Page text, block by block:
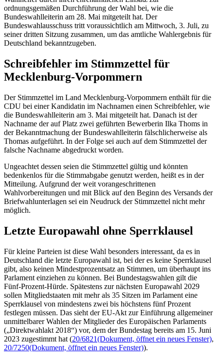
ordnungsgemäßen Durchführung der Wahl bei, wie die
Bundeswahlleiterin am 28. Mai mitgeteilt hat. Der
Bundeswahlausschuss tritt voraussichtlich am Mittwoch, 3. Juli, zu
seiner dritten Sitzung zusammen, um das amtliche Wahlergebnis für
Deutschland bekanntzugeben.
Schreibfehler im Stimmzettel für
Mecklenburg-Vorpommern
Der Stimmzettel im Land Mecklenburg-Vorpommern enthält für die
CDU bei einer Kandidatin im Nachnamen einen Schreibfehler, wie
die Bundeswahlleiterin am 3. Mai mitgeteilt hat. Danach ist der
Nachname der auf Platz zwei geführten Bewerberin Ilka Thoms in
der Bekanntmachung der Bundeswahlleiterin fälschlicherweise als
Thomas aufgeführt. In der Folge sei auch auf dem Stimmzettel der
falsche Nachname abgedruckt worden.
Ungeachtet dessen seien die Stimmzettel gültig und könnten
bedenkenlos für die Stimmabgabe genutzt werden, heißt es in der
Mitteilung. Aufgrund der weit vorangeschrittenen
Wahlvorbereitungen und mit Blick auf den Beginn des Versands der
Briefwahlunterlagen sei ein Neudruck der Stimmzettel nicht mehr
möglich.
Letzte Europawahl ohne Sperrklausel
Für kleine Parteien ist diese Wahl besonders interessant, da es in
Deutschland die letzte Europawahl ist, bei der es keine Sperrklausel
gibt, also keinen Mindestprozentsatz an Stimmen, um überhaupt ins
Parlament einziehen zu können. Bei Bundestagswahlen gilt die
Fünf-Prozent-Hürde. Spätestens zur nächsten Europawahl 2029
sollen Mitgliedstaaten mit mehr als 35 Sitzen im Parlament eine
Sperrklausel von mindestens zwei bis höchstens fünf Prozent
festlegen müssen. Das sieht der EU-Akt zur Einführung allgemeiner
unmittelbarer Wahlen der Mitglieder des Europäischen Parlaments
(„Direktwahlakt 2018“) vor, dem der Bundestag bereits am 15. Juni
2023 zugestimmt hat (20/6821(Dokument, öffnet ein neues Fenster),
20/7250(Dokument, öffnet ein neues Fenster)).